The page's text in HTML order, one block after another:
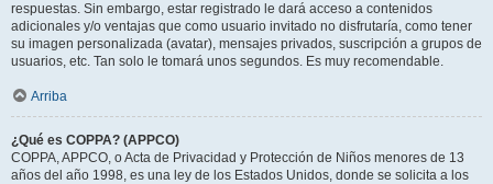
respuestas. Sin embargo, estar registrado le dará acceso a contenidos
adicionales y/o ventajas que como usuario invitado no disfrutaría, como tener
su imagen personalizada (avatar), mensajes privados, suscripción a grupos de
usuarios, etc. Tan solo le tomará unos segundos. Es muy recomendable.
Arriba
¿Qué es COPPA? (APPCO)
COPPA, APPCO, o Acta de Privacidad y Protección de Niños menores de 13
años del año 1998, es una ley de los Estados Unidos, donde se solicita a los